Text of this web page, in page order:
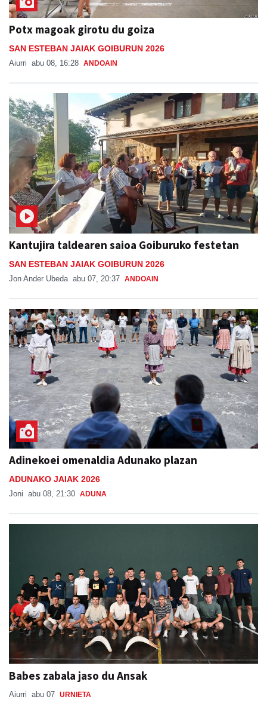
Potx magoak girotu du goiza
SAN ESTEBAN JAIAK GOIBURUN 2026
Aiurri abu 08, 16:28 ANDOAIN
Kantujira taldearen saioa Goiburuko festetan
SAN ESTEBAN JAIAK GOIBURUN 2026
Jon Ander Ubeda abu 07, 20:37 ANDOAIN
Adinekoei omenaldia Adunako plazan
ADUNAKO JAIAK 2026
Joni abu 08, 21:30 ADUNA
Babes zabala jaso du Ansak
Aiurri abu 07 URNIETA